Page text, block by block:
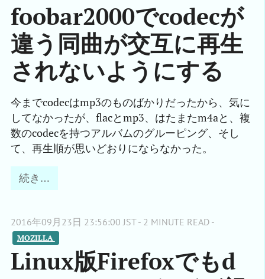
foobar2000でcodecが
違う同曲が交互に再生
されないようにする
今までcodecはmp3のものばかりだったから、気に
してなかったが、flacとmp3、はたまたm4aと、複
数のcodecを持つアルバムのグルーピング、そし
て、再生順が思いどおりにならなかった。
続き…
2016年09月23日 23:56:00 JST - 2 MINUTE READ -
MOZILLA
Linux版Firefoxでもd